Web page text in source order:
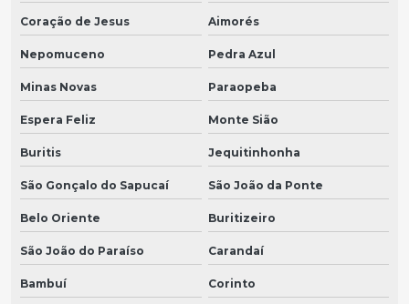
Coração de Jesus Aimorés
Nepomuceno Pedra Azul
Minas Novas Paraopeba
Espera Feliz Monte Sião
Buritis Jequitinhonha
São Gonçalo do Sapucaí São João da Ponte
Belo Oriente Buritizeiro
São João do Paraíso Carandaí
Bambuí Corinto